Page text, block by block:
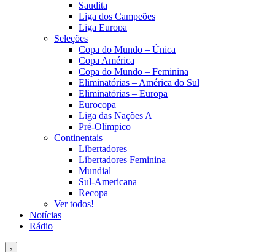
Saudita
Liga dos Campeões
Liga Europa
Seleções
Copa do Mundo – Única
Copa América
Copa do Mundo – Feminina
Eliminatórias – América do Sul
Eliminatórias – Europa
Eurocopa
Liga das Nações A
Pré-Olímpico
Continentais
Libertadores
Libertadores Feminina
Mundial
Sul-Americana
Recopa
Ver todos!
Notícias
Rádio